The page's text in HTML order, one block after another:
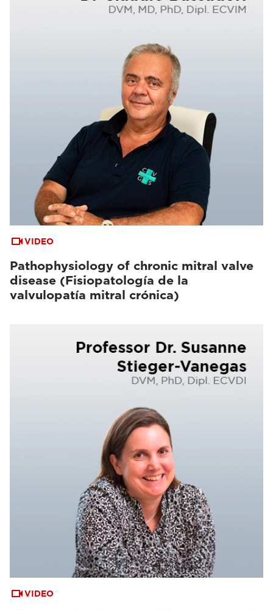
VIDEO
Pathophysiology of chronic mitral valve
disease (Fisiopatología de la
valvulopatía mitral crónica)
VIDEO